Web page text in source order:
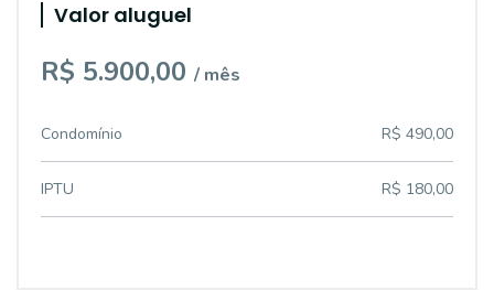
Valor aluguel
R$ 5.900,00 / mês
Condomínio R$ 490,00
IPTU R$ 180,00